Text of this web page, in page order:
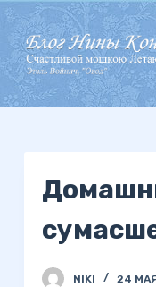
П
е
р
е
й
NIKI 24